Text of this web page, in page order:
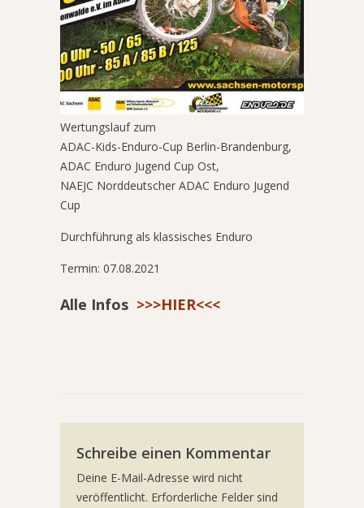
Wertungslauf zum
ADAC-Kids-Enduro-Cup Berlin-Brandenburg,
ADAC Enduro Jugend Cup Ost,
NAEJC Norddeutscher ADAC Enduro Jugend
Cup
Durchführung als klassisches Enduro
Termin: 07.08.2021
Alle Infos >>>HIER<<<
Schreibe einen Kommentar
Deine E-Mail-Adresse wird nicht
veröffentlicht. Erforderliche Felder sind